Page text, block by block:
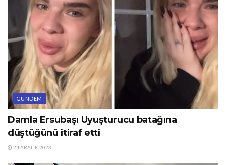
GÜNDEM
Damla Ersubaşı Uyuşturucu batağına
düştüğünü itiraf etti
24 ARALIK 2023